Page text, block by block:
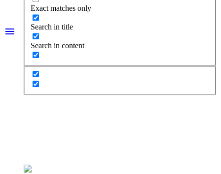
menu
Exact matches only
Search in title
Search in content